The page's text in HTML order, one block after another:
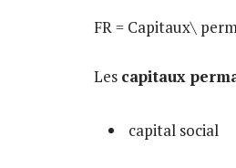
FR = Capitaux\
Les capitaux
capital social